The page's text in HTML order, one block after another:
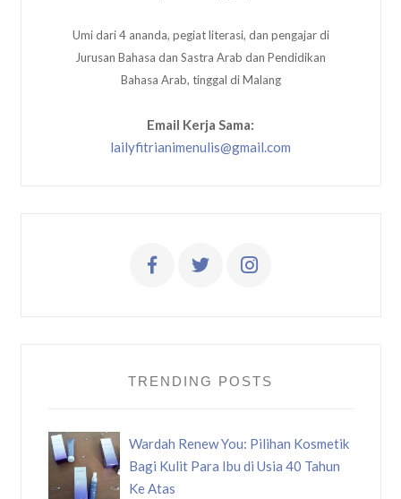
Umi dari 4 ananda, pegiat literasi, dan pengajar di
Jurusan Bahasa dan Sastra Arab dan Pendidikan
Bahasa Arab, tinggal di Malang
Email Kerja Sama:
lailyfitrianimenulis@gmail.com
TRENDING POSTS
Wardah Renew You: Pilihan Kosmetik
Bagi Kulit Para Ibu di Usia 40 Tahun
Ke Atas